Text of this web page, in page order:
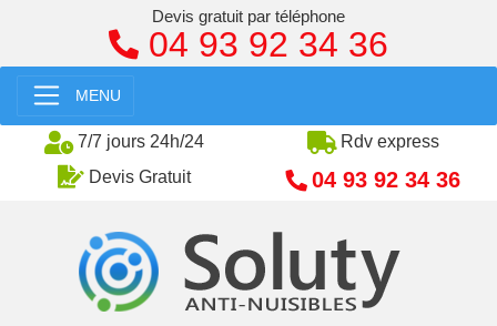
MENU
7/7 jours 24h/24
Rdv express
Devis Gratuit
04 93 92 34 36
Devis gratuit par téléphone
04 93 92 34 36